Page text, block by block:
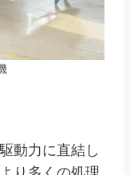
動力に直結し